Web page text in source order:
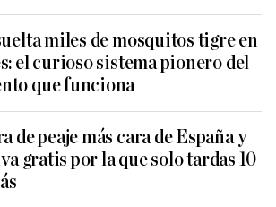
miles de mosquitos tigre en
el curioso sistema pionero del
que funciona
de peaje más cara de España y
gratis por la que solo tardas 10